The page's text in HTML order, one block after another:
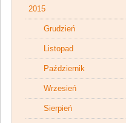
2015
Grudzień
Listopad
Październik
Wrzesień
Sierpień